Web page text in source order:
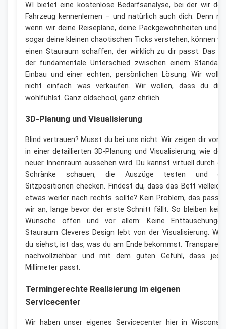
WI bietet eine kostenlose Bedarfsanalyse, bei der wir
Fahrzeug kennenlernen – und natürlich auch dich. Denn
wenn wir deine Reisepläne, deine Packgewohnheiten und
sogar deine kleinen chaotischen Ticks verstehen, können
einen Stauraum schaffen, der wirklich zu dir passt. Das
der fundamentale Unterschied zwischen einem
Einbau und einer echten, persönlichen Lösung. Wir
nicht einfach was verkaufen. Wir wollen, dass du
wohlfühlst. Ganz oldschool, ganz ehrlich.
3D-Planung und Visualisierung
Blind vertrauen? Musst du bei uns nicht. Wir zeigen dir
in einer detaillierten 3D-Planung und Visualisierung, wie
neuer Innenraum aussehen wird. Du kannst virtuell durch
Schränke schauen, die Auszüge testen und
Sitzpositionen checken. Findest du, dass das Bett
etwas weiter nach rechts sollte? Kein Problem, das
wir an, lange bevor der erste Schnitt fällt. So bleiben
Wünsche offen und vor allem: Keine
Stauraum Cleveres Design lebt von der Visualisierung.
du siehst, ist das, was du am Ende bekommst.
nachvollziehbar und mit dem guten Gefühl, dass
Millimeter passt.
Termingerechte Realisierung im eigenen
Servicecenter
Wir haben unser eigenes Servicecenter hier in